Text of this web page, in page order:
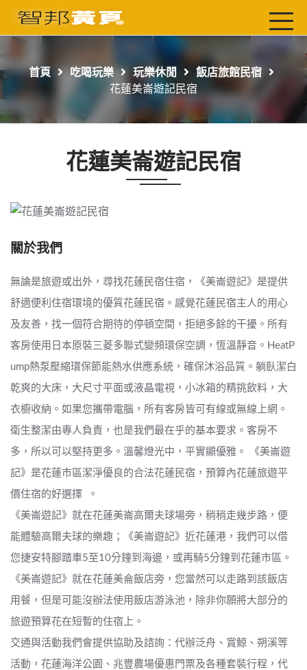
首頁
工商服務
首頁 吃喝玩樂 玩樂休閒
飯店旅館民宿
花蓮美崙遊記民宿
花蓮美崙遊記民宿
關於我們
無論是旅遊或出外，尋找花蓮民宿住宿，《美崙遊記》是提供
舒適便利住宿環境的優質花蓮民宿。感覺花蓮民宿主人的用心
及友善，找一個符合期待的停頓空間，拒絕多餘的干擾。所有
客房使用日本原裝三菱多聯式變頻環保空調，恆溫靜音。HeatP
ump熱泵壓縮環保節能熱水供應系統，確保沐浴品質。躺臥潔白
乾爽的大床，大尺寸平面或液晶電視，小冰箱的精挑飲料，大
衣櫥收納。如果您攜帶電腦，所有客房皆可有線或無線上網。
衛生整潔由專人負責，也是我們最在乎的基本要求。客房不
多，所以可以堅持更多。溫馨燈光中，平實顯優雅。 《美崙遊
記》是花蓮市區潔淨優良的合法花蓮民宿，預算內花蓮旅遊平
價住宿的好選擇 。
《美崙遊記》就在花蓮美崙高爾夫球場旁，稍稍走幾步路，便
能體驗高爾夫球的樂趣；《美崙遊記》近花蓮港，我們可以借
您捷安特腳踏車5至10分鐘到海邊，或再騎5分鐘到花蓮市區。
《美崙遊記》就在花蓮美侖飯店旁，您當然可以走路到該飯店
用餐，但是可能沒辦法使用飯店游泳池，除非你願將大部分的
旅遊預算花在短暫的住宿上。
交通與活動我們會提供協助及諮詢：代辦泛舟、賞鯨、朔溪等
活動，花蓮海洋公園、兆豐農場優惠門票及各種套裝行程，代